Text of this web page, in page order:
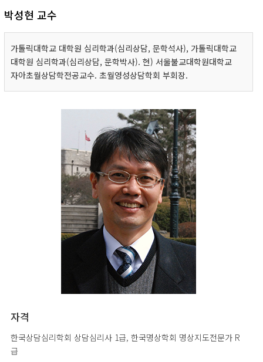
박성현 교수
가톨릭대학교 대학원 심리학과(심리상담, 문학석사), 가톨릭대학교
대학원 심리학과(심리상담, 문학박사). 현) 서울불교대학원대학교
자아초월상담학전공교수. 초월영성상담학회 부회장.
자격
한국상담심리학회 상담심리사 1급, 한국명상학회 명상지도전문가 R
급